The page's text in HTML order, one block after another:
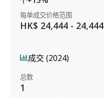
每单成交价格范围
HK$ 24,444 - 24,444
成交 (2024)
总数
1